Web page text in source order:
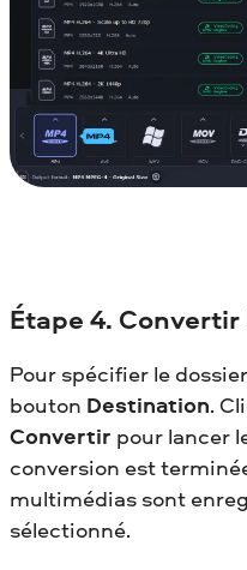
Étape 4.
Pour spécifier le
bouton Destination.
Convertir pour lancer
conversion est
multimédias sont
sélectionné.